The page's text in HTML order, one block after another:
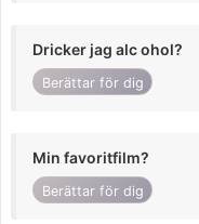
Dricker jag alc ohol?
Berättar för dig
Min favoritfilm?
Berättar för dig